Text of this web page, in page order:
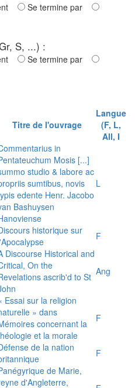
Se termine par
S, ...) :
Se termine par
Titre de l'ouvrage
Langue
(F, L,
All, I
in
Mosis [...]
studio & labore ac
sumtibus, novis
edente Henr. Jacobo
Bashuysen
L
historique sur
F
Discourse Historical and
On the
ascrib'd to St Ang
Essai sur la religion
» dans
concernant la
et la morale
F
de la nation
F
de Marie,
d'Angleterre,